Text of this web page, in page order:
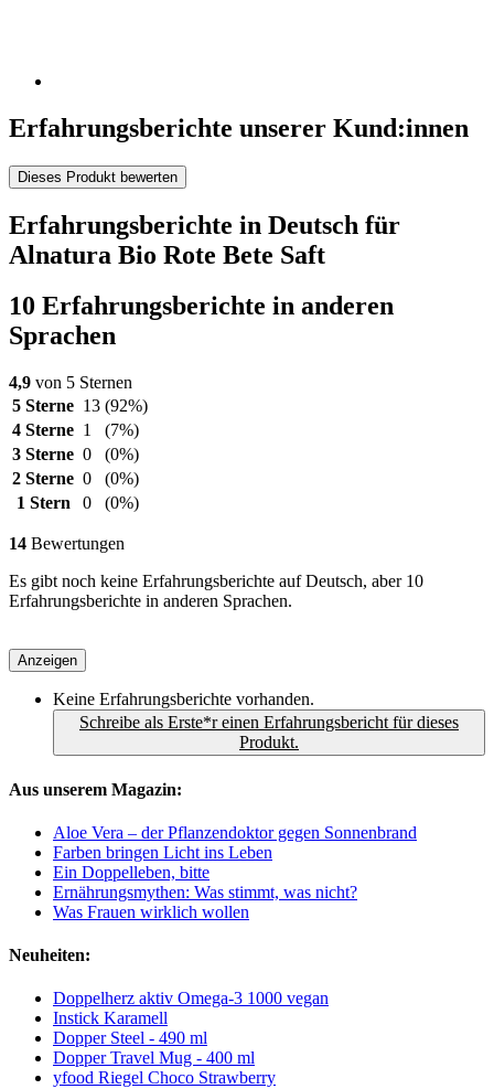
Erfahrungsberichte unserer Kund:innen
Dieses Produkt bewerten
Erfahrungsberichte in Deutsch für
Alnatura Bio Rote Bete Saft
10 Erfahrungsberichte in anderen
Sprachen
4,9 von 5 Sternen
5 Sterne 13 (92%)
4 Sterne 1
(7%)
3 Sterne 0
(0%)
2 Sterne 0
(0%)
1 Stern
0 (0%)
14 Bewertungen
Es gibt noch keine Erfahrungsberichte auf Deutsch, aber 10
Erfahrungsberichte in anderen Sprachen.
Anzeigen
Keine Erfahrungsberichte vorhanden.
Schreibe als Erste*r einen Erfahrungsbericht für dieses
Produkt.
Aus unserem Magazin:
Aloe Vera – der Pflanzendoktor gegen Sonnenbrand
Farben bringen Licht ins Leben
Ein Doppelleben, bitte
Ernährungsmythen: Was stimmt, was nicht?
Was Frauen wirklich wollen
Neuheiten:
Doppelherz aktiv Omega-3 1000 vegan
Instick Karamell
Dopper Steel - 490 ml
Dopper Travel Mug - 400 ml
yfood Riegel Choco Strawberry